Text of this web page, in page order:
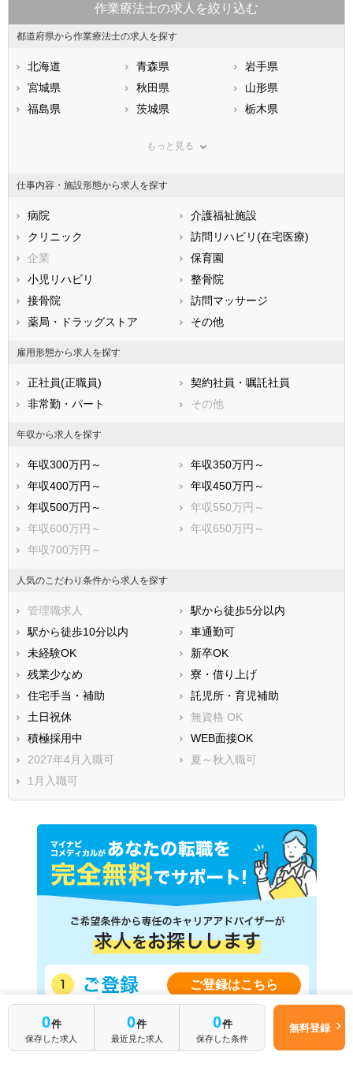
0件
保存した求人
0件
最近見た求人
0件
保存した条件
無料登録
作業療法士の求人を絞り込む
都道府県から作業療法士の求人を探す
北海道 青森県
岩手県
宮城県
秋田県
山形県
福島県
茨城県
栃木県
神奈川県
石川県
福井県
静岡県
三重県
滋賀県
大阪府
兵庫県
鳥取県
広島県
徳島県
香川県
愛媛県
鹿児島県
もっと見る
仕事内容・施設形態から求人を探す
病院
介護福祉施設
クリニック
訪問リハビリ(在宅医療)
企業
保育園
小児リハビリ
整骨院
接骨院
訪問マッサージ
薬局・ドラッグストア
その他
雇用形態から求人を探す
正社員(正職員)
契約社員・嘱託社員
非常勤・パート
その他
年収から求人を探す
年収300万円～
年収350万円～
年収400万円～
年収450万円～
年収500万円～
年収550万円～
年収600万円～
年収650万円～
年収700万円～
人気のこだわり条件から求人を探す
管理職求人
駅から徒歩5分以内
駅から徒歩10分以内
車通勤可
未経験OK
新卒OK
残業少なめ
寮・借り上げ
住宅手当・補助
託児所・育児補助
土日祝休
無資格 OK
積極採用中
WEB面接OK
2027年4月入職可
夏～秋入職可
1月入職可
ご登録はこちら